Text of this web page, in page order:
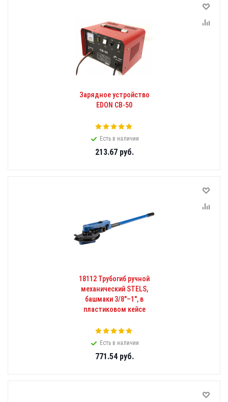
Зарядное устройство
EDON CB-50
Есть в наличии
213.67руб.
18112 Трубогиб ручной
механический STELS,
башмаки 3/8"–1", в
пластиковом кейсе
Есть в наличии
771.54руб.